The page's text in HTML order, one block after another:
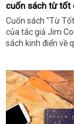
cuốn sách từ tốt
Cuốn sách "Từ
của tác giả Jim
sách kinh điển về
"vĩ đại". Cuốn
lãnh đạo doanh
bài học quý giá
thân và t�